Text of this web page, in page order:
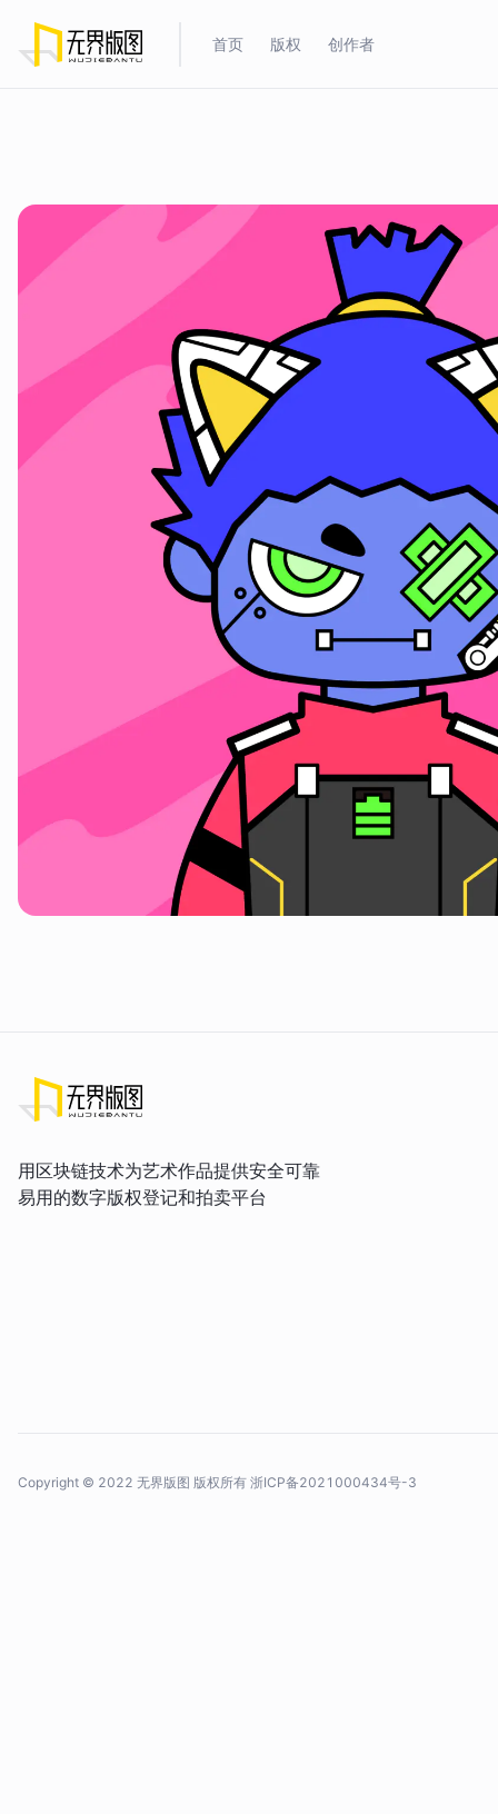
首页 版权 创作者
用区块链技术为艺术作品提供安全可靠
易用的数字版权登记和拍卖平台
Copyright © 2022 无界版图 版权所有 浙ICP备2021000434号-3